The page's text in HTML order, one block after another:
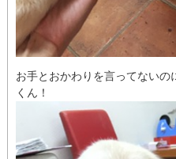
お手とおかわりを言ってないの
くん！